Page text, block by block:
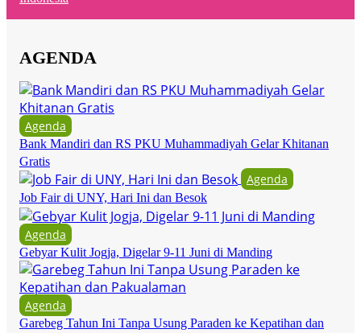
AGENDA
Agenda
Bank Mandiri dan RS PKU Muhammadiyah Gelar Khitanan
Gratis
Agenda
Job Fair di UNY, Hari Ini dan Besok
Agenda
Gebyar Kulit Jogja, Digelar 9-11 Juni di Manding
Agenda
Garebeg Tahun Ini Tanpa Usung Paraden ke Kepatihan dan